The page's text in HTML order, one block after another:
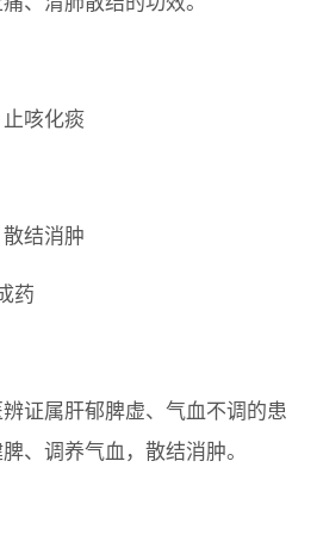
咳化痰
结消肿
药
证属肝郁脾虚、气血不调的患
、调养气血，散结消肿。